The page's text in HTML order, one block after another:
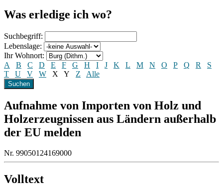
Was erledige ich wo?
Suchbegriff:
Lebenslage:
Ihr Wohnort:
A
B C D E F G H I J K L M N O P Q R
S
T
U V W X Y Z Alle
Aufnahme von Importen von Holz und
Holzerzeugnissen aus Ländern außerhalb
der EU melden
Nr. 99050124169000
Volltext